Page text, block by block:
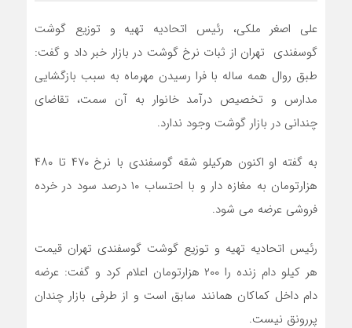
علی اصغر ملکی، رئیس اتحادیه تهیه و توزیع گوشت
گوسفندی تهران از ثبات نرخ گوشت در بازار خبر داد و گفت:
طبق روال همه ساله با فرا رسیدن مهرماه به سبب بازگشایی
مدارس و تخصیص درآمد خانوار به آن سمت، تقاضای
چندانی در بازار گوشت وجود ندارد.
به گفته او اکنون هرکیلو شقه گوسفندی با نرخ ۴۷۰ تا ۴۸۰
هزارتومان به مغازه دار و با احتساب ۱۰ درصد سود در خرده
فروشی عرضه می شود.
رئیس اتحادیه تهیه و توزیع گوشت گوسفندی تهران قیمت
هر کیلو دام زنده را ۲۰۰ هزارتومان اعلام کرد و گفت: عرضه
دام داخل کماکان همانند سابق است و از طرفی بازار چندان
پررونق نیست.